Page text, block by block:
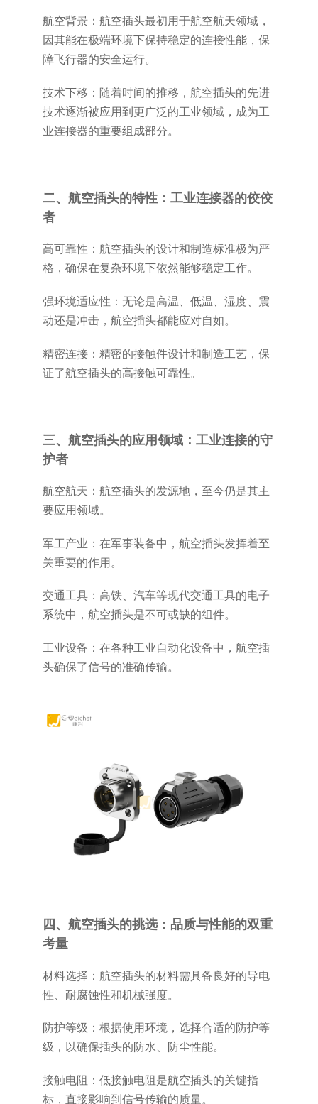
航空背景：航空插头最初用于航空航天领域，
因其能在极端环境下保持稳定的连接性能，保
障飞行器的安全运行。
技术下移：随着时间的推移，航空插头的先进
技术逐渐被应用到更广泛的工业领域，成为工
业连接器的重要组成部分。
二、航空插头的特性：工业连接器的佼佼
者
高可靠性：航空插头的设计和制造标准极为严
格，确保在复杂环境下依然能够稳定工作。
强环境适应性：无论是高温、低温、湿度、震
动还是冲击，航空插头都能应对自如。
精密连接：精密的接触件设计和制造工艺，保
证了航空插头的高接触可靠性。
三、航空插头的应用领域：工业连接的守
护者
航空航天：航空插头的发源地，至今仍是其主
要应用领域。
军工产业：在军事装备中，航空插头发挥着至
关重要的作用。
交通工具：高铁、汽车等现代交通工具的电子
系统中，航空插头是不可或缺的组件。
工业设备：在各种工业自动化设备中，航空插
头确保了信号的准确传输。
四、航空插头的挑选：品质与性能的双重
考量
材料选择：航空插头的材料需具备良好的导电
性、耐腐蚀性和机械强度。
防护等级：根据使用环境，选择合适的防护等
级，以确保插头的防水、防尘性能。
接触电阻：低接触电阻是航空插头的关键指
标，直接影响到信号传输的质量。